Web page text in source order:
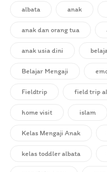
albata anak
anak dan orang tua
anak usia dini
Belajar Mengaji
Fieldtrip field trip
home visit islam
Kelas Mengaji Anak
kelas toddler albata